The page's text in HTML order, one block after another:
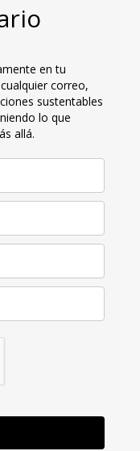
en tu
correo,
sustentables
lo que
allá.